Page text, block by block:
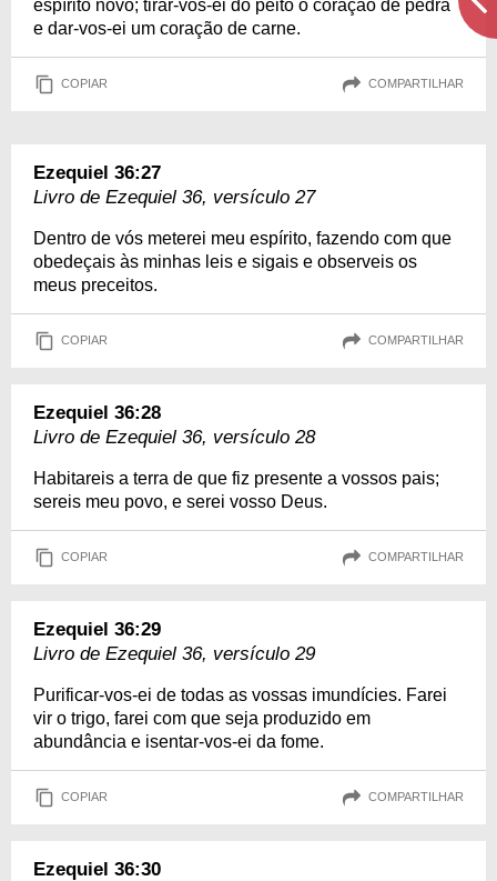
espírito novo; tirar-vos-ei do peito o coração de pedra
e dar-vos-ei um coração de carne.
COPIAR COMPARTILHAR
Ezequiel 36:27
Livro de Ezequiel 36, versículo 27
Dentro de vós meterei meu espírito, fazendo com que
obedeçais às minhas leis e sigais e observeis os
meus preceitos.
COPIAR COMPARTILHAR
Ezequiel 36:28
Livro de Ezequiel 36, versículo 28
Habitareis a terra de que fiz presente a vossos pais;
sereis meu povo, e serei vosso Deus.
COPIAR COMPARTILHAR
Ezequiel 36:29
Livro de Ezequiel 36, versículo 29
Purificar-vos-ei de todas as vossas imundícies. Farei
vir o trigo, farei com que seja produzido em
abundância e isentar-vos-ei da fome.
COPIAR COMPARTILHAR
Ezequiel 36:30